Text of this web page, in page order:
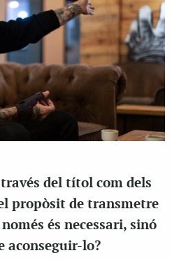
del títol com dels
propòsit de transmetre
és necessari, sinó
aconseguir-lo?